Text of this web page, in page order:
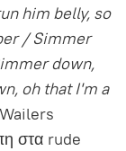
him belly, so
/ Simmer
down,
oh that I'm a
στα rude